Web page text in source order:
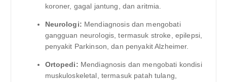
koroner, gagal jantung, dan aritmia.
Neurologi: Mendiagnosis dan mengobati
gangguan neurologis, termasuk stroke, epilepsi,
penyakit Parkinson, dan penyakit Alzheimer.
Ortopedi: Mendiagnosis dan mengobati kondisi
muskuloskeletal, termasuk patah tulang,